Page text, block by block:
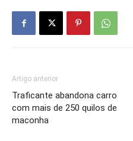
Artigo anterior
Traficante abandona carro
com mais de 250 quilos de
maconha